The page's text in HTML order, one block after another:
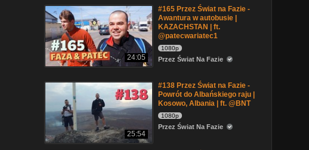
24:05
#165 Przez Świat na Fazie -
Awantura w autobusie |
KAZACHSTAN | ft.
@patecwariatec1
1080p
Przez Świat Na Fazie
25:54
#138 Przez Świat na Fazie -
Powrót do Albańskiego raju |
Kosowo, Albania | ft. @BNT
1080p
Przez Świat Na Fazie